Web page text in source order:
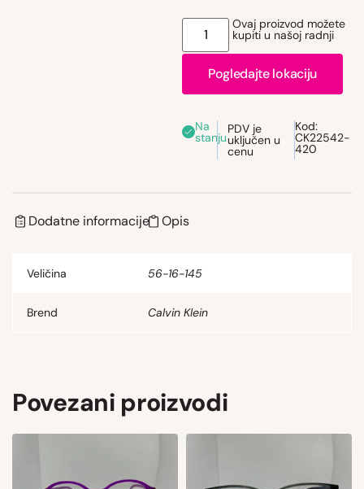
Ovaj proizvod možete
kupiti u našoj radnji
Pogledajte lokaciju
Na
stanju
PDV je
uključen u
cenu
Kod:
CK22542-
420
Dodatne informacije Opis
Veličina 56-16-145
Brend Calvin Klein
Povezani proizvodi